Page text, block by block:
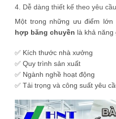
4. Dễ dàng thiết kế theo yêu cầu
Một trong những ưu điểm lớn
hợp băng chuyền là khả năng
✅ Kích thước nhà xưởng
✅ Quy trình sản xuất
✅ Ngành nghề hoạt động
✅ Tải trọng và công suất yêu